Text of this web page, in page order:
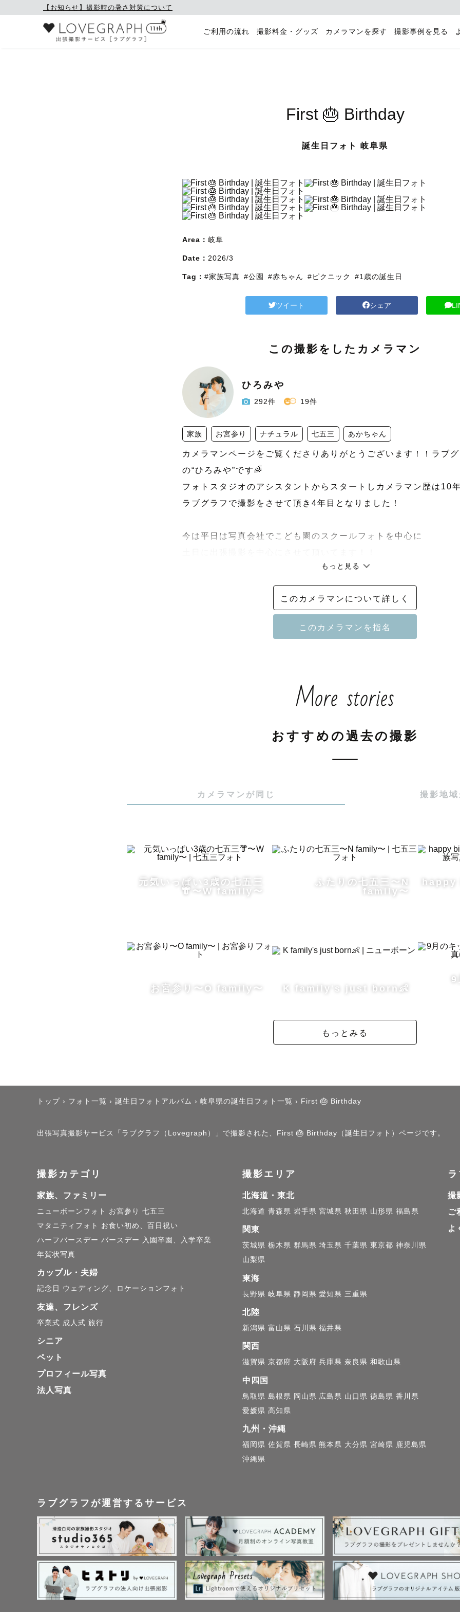
【お知らせ】撮影時の暑さ対策について
ご利用の流れ 撮影料金・グッズ カメラマンを探す 撮影事例を見る
First 🎂 Birthday
誕生日フォト 岐阜県
Area： 岐阜
Date： 2026/3
Tag： #家族写真 #公園 #赤ちゃん #ピクニック #1歳の誕生日
ツイート シェア
この撮影をしたカメラマン
ひろみや
292件 19件
家族 お宮参り ナチュラル 七五三 あかちゃん
カメラマンページをご覧くださりありがとうございます！！ラブ
の“ひろみや”です🌈
フォトスタジオのアシスタントからスタートしカメラマン歴は10
ラブグラフで撮影をさせて頂き4年目となりました！
今は平日は写真会社でこども園のスクールフォトを中心に
まずはひろみやのアルバムで好みのテイストかご確認くださいね！
どうぞよろしくお願いします！！
………………………………………
屋外での撮影をお考えの皆様へ
ご予約前に撮影許可のご確認をお願い致します。
公園や施設などの撮影は事前申請や使用料のお支払いが必要な場
7月8月の屋外での撮影は早朝もしくは夕方をお勧めいたします。
ひろみやのスケジュールによっては交通費が発生するエリア外で
ただご予約後に日程変更される場合は交通費が発生する場合があ
////////////////////////////////////////
【ひろみやのポイント】
📷フォトスタジオ勤務経験を活かしたロケ撮影をさせていただき
👶アートニューボーンフォト認定カメラマンです👶
※頬杖をついたり、うつ伏せのポーズは行っておりません。
※ひろみやの行えるポージングについては撮影実績をご確認くだ
………………………………………
【撮影をご検討中のゲスト様へ】
撮影をご検討中の方はまずは撮影実績をご覧ください😌
【撮影場所の撮影許可について】
・また、ご希望の撮影場所での撮影が可能かのご確認は基本的に
願いしています。申請の締切などもありますのでご予約前に予め
せいただく事をお勧めします。カメラマンからの申請が必要な場
ださい。
もっと見る
このカメラマンについて詳しく
More stories
おすすめの過去の撮影
カメラマンが同じ 撮影地
元気いっぱい3歳の七五三
👘〜W family〜
ふたりの七五三〜N
family〜
お宮参り〜O family〜 K family's just born👶
9
もっとみる
トップ › フォト一覧 › 誕生日フォトアルバム › 岐阜県の誕生日フォト一覧 › First 🎂 Birthday
出張写真撮影サービス「ラブグラフ（Lovegraph）」で撮影された、First 🎂 Birthday（誕生日フォト）ページです。
撮影カテゴリ
家族、ファミリー
ニューボーンフォト お宮参り 七五三
マタニティフォト
お食い初め、百日祝い
ハーフバースデー バースデー
入園卒園、入学卒業
年賀状写真
カップル・夫婦
記念日 ウェディング、ロケーションフォト
友達、フレンズ
卒業式 成人式 旅行
シニア
ペット
プロフィール写真
法人写真
撮影エリア
北海道・東北
北海道 青森県 岩手県 宮城県 秋田県 山形県 福島県
関東
茨城県 栃木県 群馬県 埼玉県 千葉県 東京都 神奈川県
山梨県
東海
長野県 岐阜県 静岡県 愛知県 三重県
北陸
新潟県 富山県 石川県 福井県
関西
滋賀県 京都府 大阪府 兵庫県 奈良県 和歌山県
中四国
鳥取県 島根県 岡山県 広島県 山口県 徳島県 香川県
愛媛県 高知県
九州・沖縄
福岡県 佐賀県 長崎県 熊本県 大分県 宮崎県 鹿児島県
沖縄県
撮
ご
よ
ラブグラフが運営するサービス